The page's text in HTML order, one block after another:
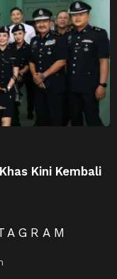
Kini Kembali